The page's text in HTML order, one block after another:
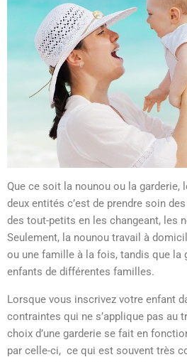
Que ce soit la nounou ou la garderie,
deux entités c’est de prendre soin
des tout-petits en les changeant, les
Seulement, la nounou travail à
ou une famille à la fois, tandis que la
enfants de différentes familles.
Lorsque vous inscrivez votre enfant
contraintes qui ne s’applique pas au
choix d’une garderie se fait en
par celle-ci, ce qui est souvent très